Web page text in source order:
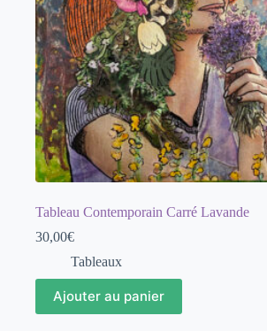
Tableau Contemporain Carré Lavande
30,00€
Tableaux
Ajouter au panier